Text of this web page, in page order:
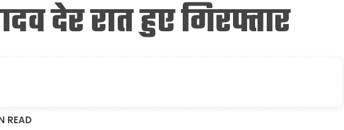
देर रात हुए गिरफ्तार
READ